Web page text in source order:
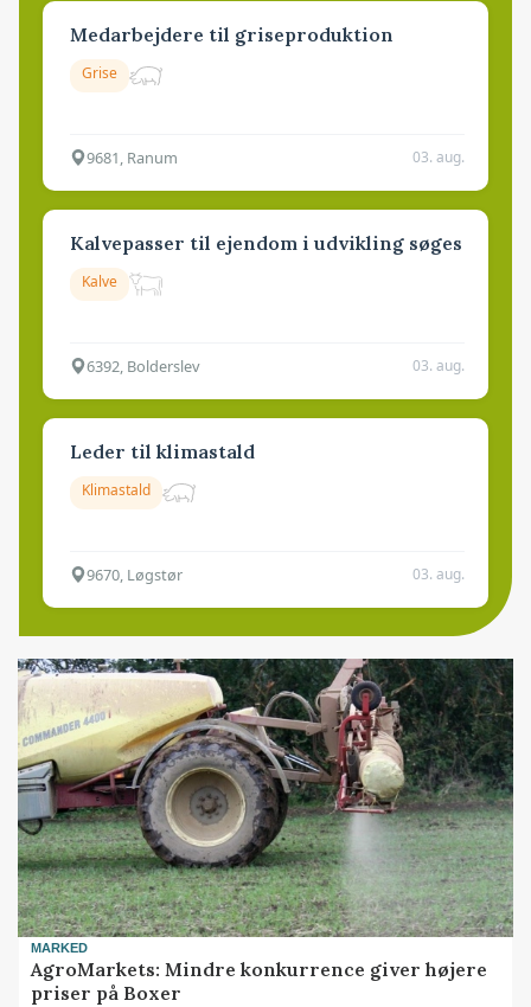
Medarbejdere til griseproduktion
Grise
9681, Ranum 03. aug.
Kalvepasser til ejendom i udvikling søges
Kalve
6392, Bolderslev 03. aug.
Leder til klimastald
Klimastald
9670, Løgstør 03. aug.
MARKED
AgroMarkets: Mindre konkurrence giver højere
priser på Boxer